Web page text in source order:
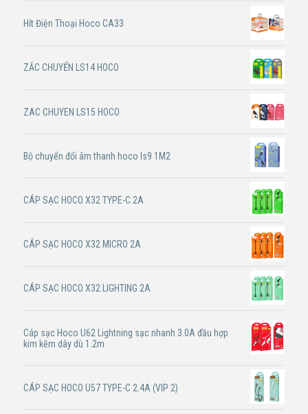
Hít Điện Thoại Hoco CA33
ZẮC CHUYỂN LS14 HOCO
ZAC CHUYEN LS15 HOCO
Bộ chuyển đổi âm thanh hoco ls9 1M2
CÁP SẠC HOCO X32 TYPE-C 2A
CÁP SẠC HOCO X32 MICRO 2A
CÁP SẠC HOCO X32 LIGHTING 2A
Cáp sạc Hoco U62 Lightning sạc nhanh 3.0A đầu hợp
kim kẽm dây dù 1.2m
CÁP SẠC HOCO U57 TYPE-C 2.4A (VIP 2)